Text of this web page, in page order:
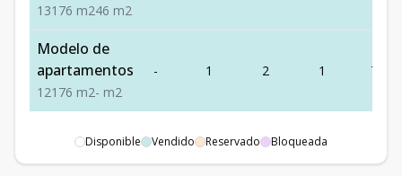
1 31 76 m246 m2
Modelo de
apartamentos
1 21 76 m2- m2
- 1 2 1 76
Disponible Vendido Reservado Bloqueada